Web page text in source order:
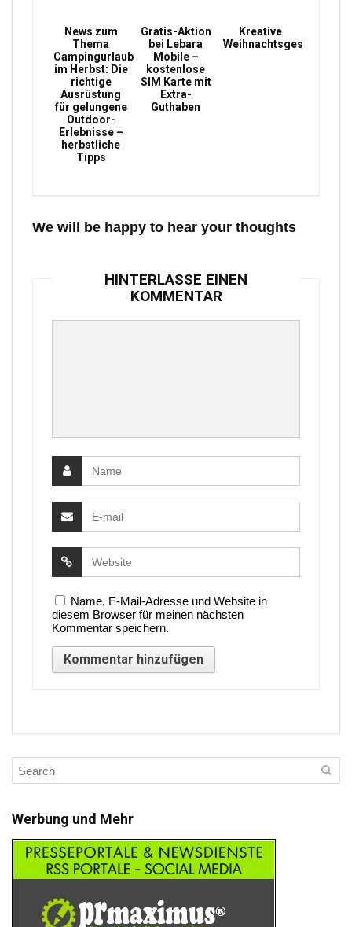
News zum
Thema
Campingurlaub
im Herbst: Die
richtige
Ausrüstung
für gelungene
Outdoor-
Erlebnisse –
herbstliche
Tipps
Gratis-Aktion
bei Lebara
Mobile –
kostenlose
SIM Karte mit
Extra-
Guthaben
Kreative
Weihnachtsgeschenke
We will be happy to hear your thoughts
HINTERLASSE EINEN
KOMMENTAR
Name, E-Mail-Adresse und Website in
diesem Browser für meinen nächsten
Kommentar speichern.
Werbung und Mehr